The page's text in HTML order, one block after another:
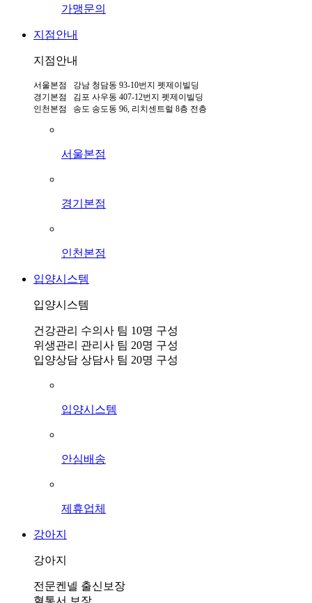
가맹문의
지점안내
지점안내
서울본점 강남 청담동 93-10번지 펫제이빌딩
경기본점 김포 사우동 407-12번지 펫제이빌딩
인천본점 송도 송도동 96, 리치센트럴 8층 전층
서울본점
경기본점
인천본점
입양시스템
입양시스템
건강관리 수의사 팀 10명 구성
위생관리 관리사 팀 20명 구성
입양상담 상담사 팀 20명 구성
입양시스템
안심배송
제휴업체
강아지
강아지
전문켄넬 출신보장
혈통서 보장